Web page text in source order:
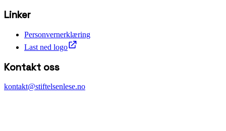
Linker
Personvernerklæring
Last ned logo
Kontakt oss
kontakt@stiftelsenlese.no